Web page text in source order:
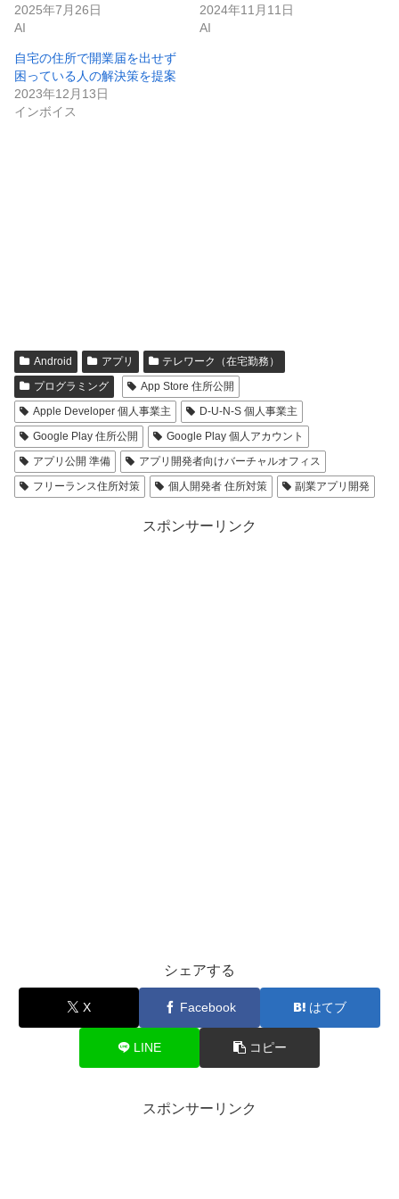
2025年7月26日
AI
2024年11月11日
AI
自宅の住所で開業届を出せず
困っている人の解決策を提案
2023年12月13日
インボイス
Android アプリ
テレワーク（在宅勤務）
プログラミング
App Store 住所公開
Apple Developer 個人事業主
D-U-N-S 個人事業主
Google Play 住所公開
Google Play 個人アカウント
アプリ公開 準備
アプリ開発者向けバーチャルオフィス
フリーランス住所対策
個人開発者 住所対策 副業アプリ開発
スポンサーリンク
シェアする
X Facebook はてブ
LINE コピー
スポンサーリンク